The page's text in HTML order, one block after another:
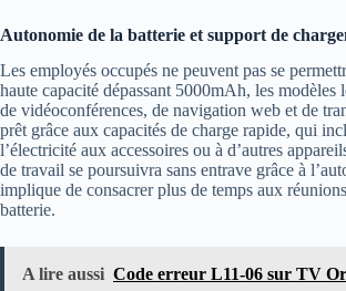
Autonomie de la batterie et support de
Les employés occupés ne peuvent pas se
haute capacité dépassant 5000mAh, les
de vidéoconférences, de navigation web et de
prêt grâce aux capacités de charge rapide, qui
l’électricité aux accessoires ou à d’autres
de travail se poursuivra sans entrave grâce à
implique de consacrer plus de temps aux
batterie.
A lire aussi Code erreur L11-06 sur TV